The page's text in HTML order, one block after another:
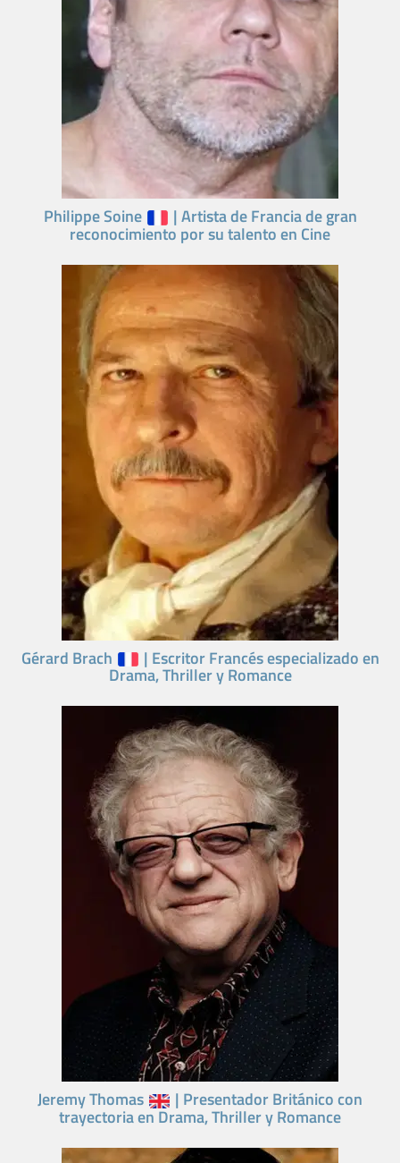
Philippe Soine | Artista de Francia de gran
reconocimiento por su talento en Cine
Gérard Brach | Escritor Francés especializado en
Drama, Thriller y Romance
Jeremy Thomas | Presentador Británico con
trayectoria en Drama, Thriller y Romance